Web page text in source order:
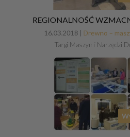
REGIONALNOŚĆ
16.03.2018 | Drewno –
Targi Maszyn i Narzędzi